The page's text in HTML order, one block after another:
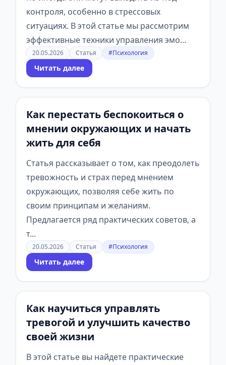
контроля, особенно в стрессовых
ситуациях. В этой статье мы рассмотрим
эффективные техники управления эмо...
20.05.2026 Статья #Психология
Читать далее
Как перестать беспокоиться о
мнении окружающих и начать
жить для себя
Статья рассказывает о том, как преодолеть
тревожность и страх перед мнением
окружающих, позволяя себе жить по
своим принципам и желаниям.
Предлагается ряд практических советов, а
т...
20.05.2026 Статья #Психология
Читать далее
Как научиться управлять
тревогой и улучшить качество
своей жизни
В этой статье вы найдете практические